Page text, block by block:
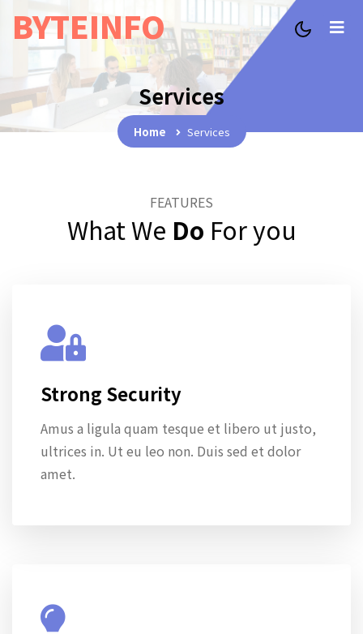
BYTEINFO
Services
Home Services
FEATURES
What We Do For you
Strong Security
Amus a ligula quam tesque et libero ut justo,
ultrices in. Ut eu leo non. Duis sed et dolor
amet.